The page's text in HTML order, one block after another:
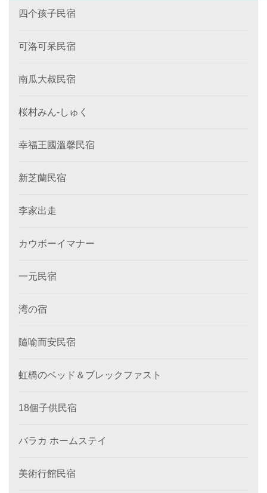
四个孩子民宿
可洛可呆民宿
南瓜大叔民宿
桜村みん‐しゅく
幸福王國溫馨民宿
新芝蘭民宿
李家出走
カウボーイマナー
一元民宿
湾の宿
隨喻而安民宿
虹橋のベッド＆ブレックファスト
18個子供民宿
バラカ ホームステイ
美術行館民宿